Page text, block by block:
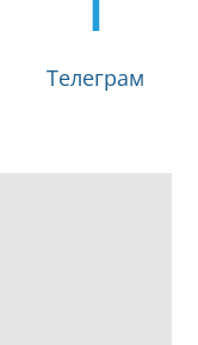
Телеграм